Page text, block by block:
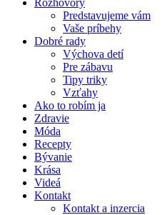
Rozhovory
Predstavujeme vám
Vaše príbehy
Dobré rady
Výchova detí
Pre zábavu
Tipy triky
Vzťahy
Ako to robím ja
Zdravie
Móda
Recepty
Bývanie
Krása
Videá
Kontakt
Kontakt a inzercia